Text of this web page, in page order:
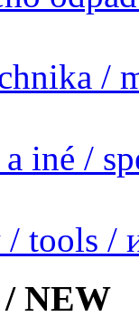
/
iné /
/ tools /
NEW